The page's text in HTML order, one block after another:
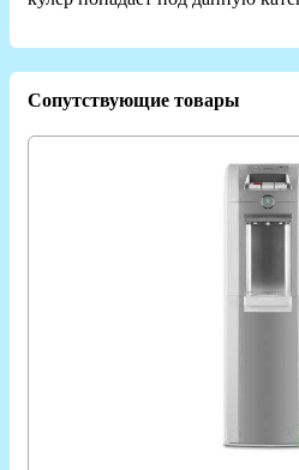
Сопутствующие товары